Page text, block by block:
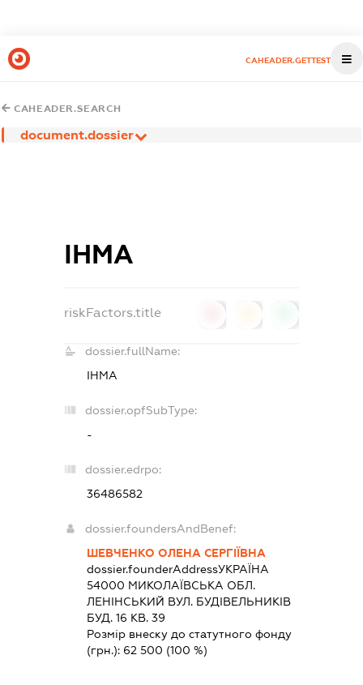
CAHEADER.GETTEST
CAHEADER.SEARCH
document.dossier
ІНМА
riskFactors.title
dossier.fullName:
ІНМА
dossier.opfSubType:
-
dossier.edrpo:
36486582
dossier.foundersAndBenef:
ШЕВЧЕНКО ОЛЕНА СЕРГІЇВНА
dossier.founderAddressУКРАЇНА
54000 МИКОЛАЇВСЬКА ОБЛ.
ЛЕНІНСЬКИЙ ВУЛ. БУДІВЕЛЬНИКІВ
БУД. 16 КВ. 39
Розмір внеску до статутного фонду
(грн.): 62 500 (100 %)